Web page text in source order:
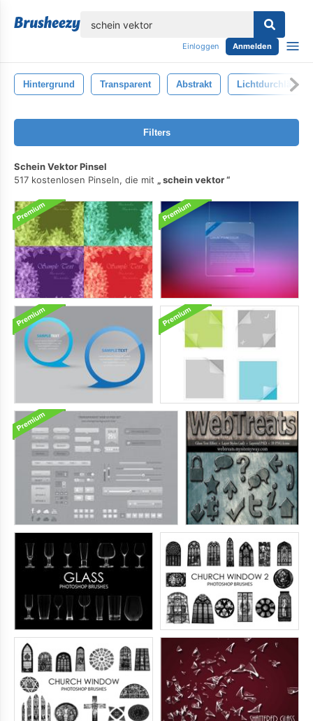
Einloggen Anmelden
Hintergrund Transparent Abstrakt Lichtdurchlässig
Filters
Schein Vektor Pinsel
517 kostenlosen Pinseln, die mit
schein vektor